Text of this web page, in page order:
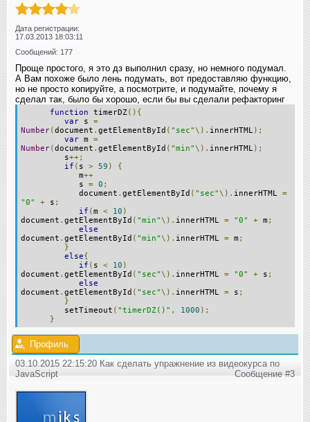
Дата регистрации:
17.03.2013 18:03:11
Сообщений: 177
Проще простого, я это дз выполнил сразу, но немного подумал.
А Вам похоже было лень подумать, вот предоставляю функцию,
но не просто копируйте, а посмотрите, и подумайте, почему я
сделал так, было бы хорошо, если бы вы сделали рефакторинг
function timerDZ(){
var s =
Number( document . getElementById ( "sec"\). innerHTML);
var m =
Number( document . getElementById ( "min"\). innerHTML);
s++;
if ( s > 59 )
{
m++
s = 0 ;
document . getElementById ( "sec"\). innerHTML =
"0"
+ s ;
if ( m < 10 )
document . getElementById ( "min"\). innerHTML = "0" + m ;
else
document . getElementById ( "min"\). innerHTML = m ;
}
else{
if ( s < 10 )
document . getElementById ( "sec"\). innerHTML = "0" + s ;
else
document . getElementById ( "sec"\). innerHTML = s ;
}
setTimeout ( "timerDZ()" , 1000 );
}
Профиль
03.10.2015 22:15:20 Как сделать упражнение из видеокурса по
JavaScript
Сообщение #3